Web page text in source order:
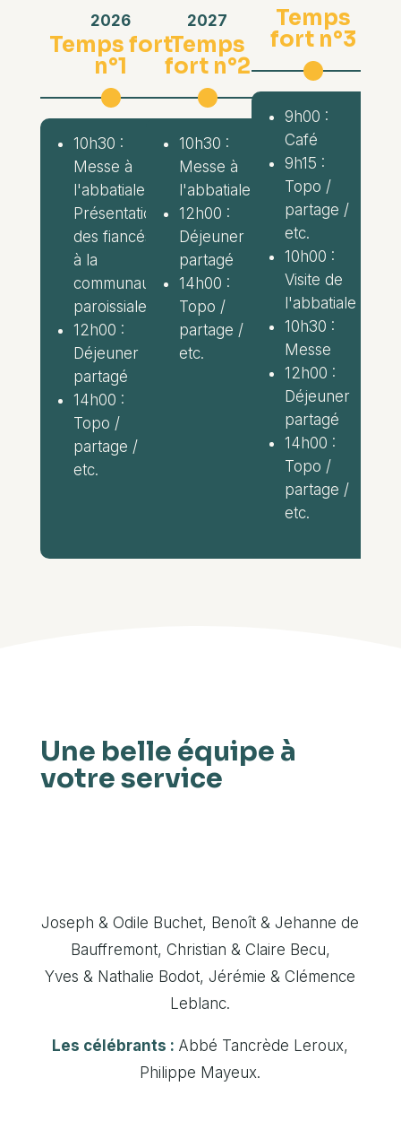
2026
Temps fort
n°1
10h30 :
Messe à
l'abbatiale
Présentation
des fiancés
à la
communauté
paroissiale
12h00 :
Déjeuner
partagé
14h00 :
Topo /
partage /
etc.
2027
Temps
fort n°2
10h30 :
Messe à
l'abbatiale
12h00 :
Déjeuner
partagé
14h00 :
Topo /
partage /
etc.
Temps
fort n°3
9h00 :
Café
9h15 :
Topo /
partage /
etc.
10h00 :
Visite de
l'abbatiale
10h30 :
Messe
12h00 :
Déjeuner
partagé
14h00 :
Topo /
partage /
etc.
Une belle équipe à
votre service
Joseph & Odile Buchet, Benoît & Jehanne de
Bauffremont, Christian & Claire Becu,
Yves & Nathalie Bodot, Jérémie & Clémence
Leblanc.
Les célébrants : Abbé Tancrède Leroux,
Philippe Mayeux.